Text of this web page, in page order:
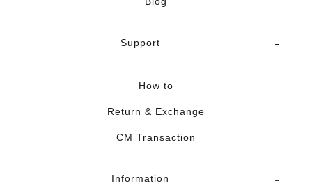
Support
How to
Return & Exchange
CM Transaction
Information